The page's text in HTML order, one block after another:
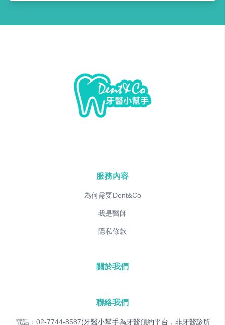
服務內容
為何需要Dent&Co
我是醫師
隱私條款
關於我們
聯絡我們
電話：02-7744-8587(牙醫小幫手為牙醫預約平台，非牙醫診所